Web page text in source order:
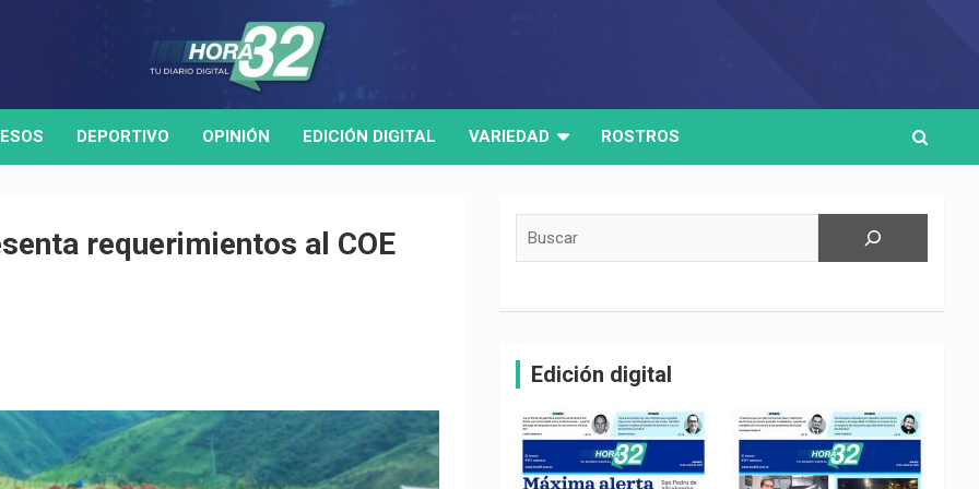
DEPORTIVO OPINIÓN EDICIÓN DIGITAL VARIEDAD ROSTROS
requerimientos al COE
Edición digital